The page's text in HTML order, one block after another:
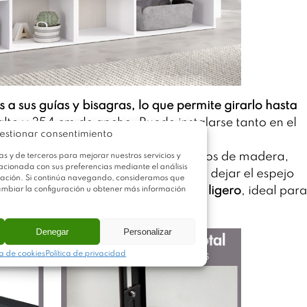
consentimiento
y de terceros para mejorar nuestros servicios y
con sus preferencias mediante el análisis
Si continúa navegando, consideramos que
la configuración u obtener más información
Denegar Personalizar
de cookies Política de privacidad
a sus guías y bisagras, lo que permite girarlo hasta
y 354 cm de ancho. Puede instalarse tanto en el
como en el derecho del mueble.
fijar las guías al lateral con tornillos de madera,
y volver a encajarlas para dejar el espejo
negro, lo que lo haceresistente y ligero, ideal para